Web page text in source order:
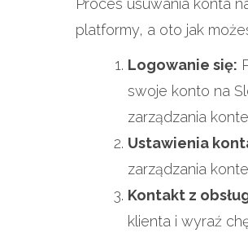
Proces usuwania konta
platformy, a oto jak
Logowanie się:
swoje konto na
zarządzania
Ustawienia
zarządzania
Kontakt z
klienta i wyraź